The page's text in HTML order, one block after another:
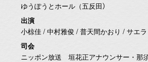
ゆうぽうとホール（五反田）
出演
小椋佳 / 中村雅俊 / 普天間かおり / サエラ
司会
ニッポン放送 垣花正アナウンサー・那